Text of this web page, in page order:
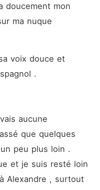
doucement mon
ma nuque
voix douce et
.
aucune
que quelques
peu plus loin .
et je suis resté loin
Alexandre , surtout